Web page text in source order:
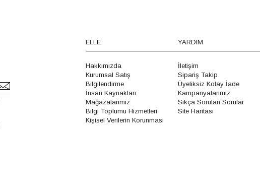
ELLE
Hakkımızda
Kurumsal Satış
Bilgilendirme
İnsan Kaynakları
Mağazalarımız
Bilgi Toplumu Hizmetleri
Kişisel Verilerin Korunması
YARDIM
İletişim
Sipariş Takip
Üyeliksiz Kolay İade
Kampanyalarımız
Sıkça Sorulan Sorular
Site Haritası